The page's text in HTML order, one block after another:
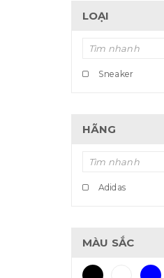
LOẠI
Sneaker
HÃNG
Adidas
MÀU SẮC